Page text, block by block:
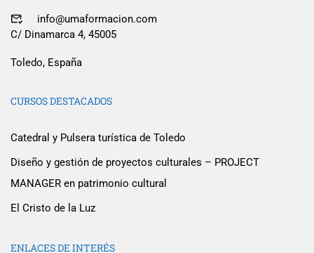
info@umaformacion.com
C/ Dinamarca 4, 45005
Toledo, España
CURSOS DESTACADOS
Catedral y Pulsera turística de Toledo
Diseño y gestión de proyectos culturales – PROJECT
MANAGER en patrimonio cultural
El Cristo de la Luz
ENLACES DE INTERÉS